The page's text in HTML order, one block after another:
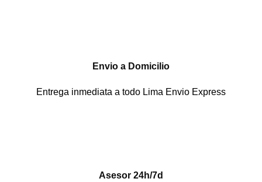
Envio a Domicilio
Entrega inmediata a todo Lima Envio Express
Asesor 24h/7d